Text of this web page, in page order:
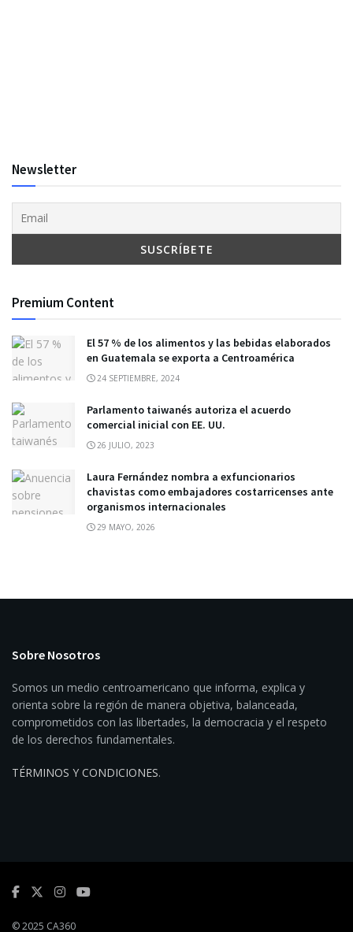
Newsletter
Premium Content
El 57 % de los alimentos y las bebidas elaborados
en Guatemala se exporta a Centroamérica
24 SEPTIEMBRE, 2024
Parlamento taiwanés autoriza el acuerdo
comercial inicial con EE. UU.
26 JULIO, 2023
Laura Fernández nombra a exfuncionarios
chavistas como embajadores costarricenses ante
organismos internacionales
29 MAYO, 2026
Sobre Nosotros
Somos un medio centroamericano que informa, explica y
orienta sobre la región de manera objetiva, balanceada,
comprometidos con las libertades, la democracia y el respeto
de los derechos fundamentales.
TÉRMINOS Y CONDICIONES.
© 2025 CA360